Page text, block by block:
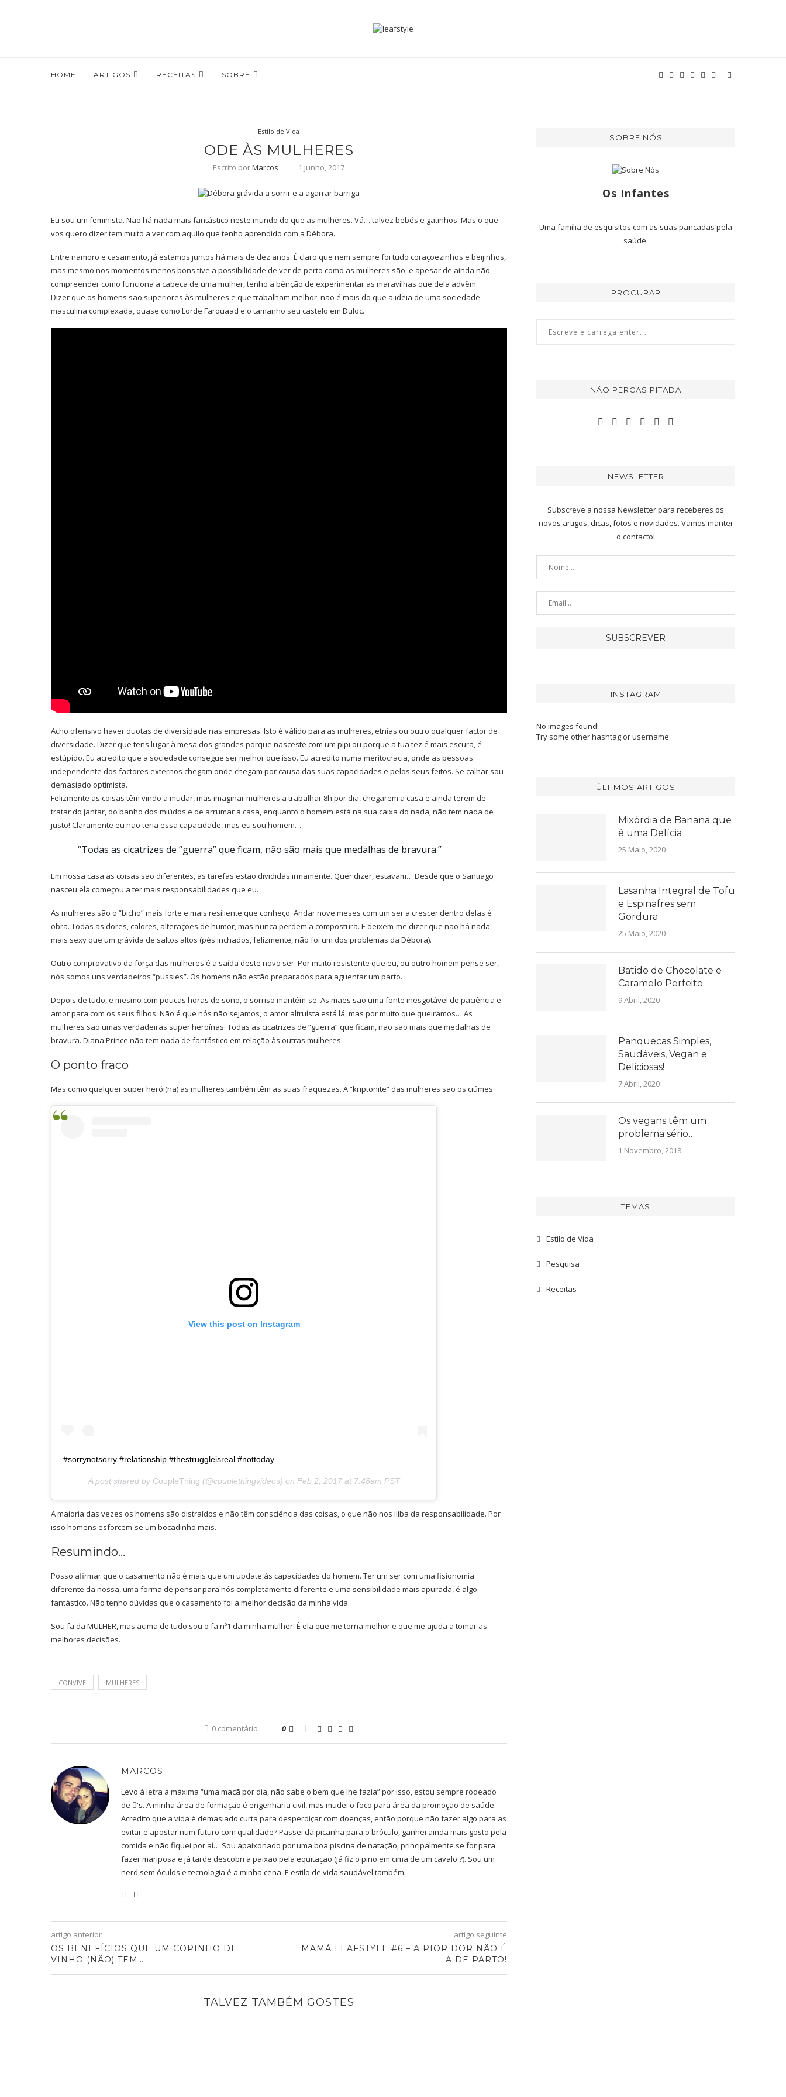
HOME ARTIGOS RECEITAS SOBRE
Estilo de Vida
ODE ÀS MULHERES
Escrito porMarcos 1 Junho, 2017
Eu sou um feminista. Não há nada mais fantástico neste mundo do que as mulheres. Vá… talvez bebés e gatinhos. Mas o que
vos quero dizer tem muito a ver com aquilo que tenho aprendido com a Débora.
Entre namoro e casamento, já estamos juntos há mais de dez anos. É claro que nem sempre foi tudo coraçõezinhos e beijinhos,
mas mesmo nos momentos menos bons tive a possibilidade de ver de perto como as mulheres são, e apesar de ainda não
compreender como funciona a cabeça de uma mulher, tenho a bênção de experimentar as maravilhas que dela advêm.
Dizer que os homens são superiores às mulheres e que trabalham melhor, não é mais do que a ideia de uma sociedade
masculina complexada, quase como Lorde Farquaad e o tamanho seu castelo em Duloc.
Acho ofensivo haver quotas de diversidade nas empresas. Isto é válido para as mulheres, etnias ou outro qualquer factor de
diversidade. Dizer que tens lugar à mesa dos grandes porque nasceste com um pipi ou porque a tua tez é mais escura, é
estúpido. Eu acredito que a sociedade consegue ser melhor que isso. Eu acredito numa meritocracia, onde as pessoas
independente dos factores externos chegam onde chegam por causa das suas capacidades e pelos seus feitos. Se calhar sou
demasiado optimista.
Felizmente as coisas têm vindo a mudar, mas imaginar mulheres a trabalhar 8h por dia, chegarem a casa e ainda terem de
tratar do jantar, do banho dos miúdos e de arrumar a casa, enquanto o homem está na sua caixa do nada, não tem nada de
justo! Claramente eu não teria essa capacidade, mas eu sou homem…
“Todas as cicatrizes de “guerra” que ficam, não são mais que medalhas de bravura.”
Em nossa casa as coisas são diferentes, as tarefas estão divididas irmamente. Quer dizer, estavam… Desde que o Santiago
nasceu ela começou a ter mais responsabilidades que eu.
As mulheres são o “bicho” mais forte e mais resiliente que conheço. Andar nove meses com um ser a crescer dentro delas é
obra. Todas as dores, calores, alterações de humor, mas nunca perdem a compostura. E deixem-me dizer que não há nada
mais sexy que um grávida de saltos altos (pés inchados, felizmente, não foi um dos problemas da Débora).
Outro comprovativo da força das mulheres é a saída deste novo ser. Por muito resistente que eu, ou outro homem pense ser,
nós somos uns verdadeiros “pussies”. Os homens não estão preparados para aguentar um parto.
Depois de tudo, e mesmo com poucas horas de sono, o sorriso mantém-se. As mães são uma fonte inesgotável de paciência e
amor para com os seus filhos. Não é que nós não sejamos, o amor altruísta está lá, mas por muito que queiramos… As
mulheres são umas verdadeiras super heroínas. Todas as cicatrizes de “guerra” que ficam, não são mais que medalhas de
bravura. Diana Prince não tem nada de fantástico em relação às outras mulheres.
O ponto fraco
Mas como qualquer super herói(na) as mulheres também têm as suas fraquezas. A “kriptonite” das mulheres são os ciúmes.
View this post on Instagram
#sorrynotsorry #relationship #thestruggleisreal #nottoday
A post shared by CoupleThing (@couplethingvideos) on Feb 2, 2017 at 7:48am PST
A maioria das vezes os homens são distraídos e não têm consciência das coisas, o que não nos iliba da responsabilidade. Por
isso homens esforcem-se um bocadinho mais.
Resumindo…
Posso afirmar que o casamento não é mais que um update às capacidades do homem. Ter um ser com uma fisionomia
diferente da nossa, uma forma de pensar para nós completamente diferente e uma sensibilidade mais apurada, é algo
fantástico. Não tenho dúvidas que o casamento foi a melhor decisão da minha vida.
Sou fã da MULHER, mas acima de tudo sou o fã nº1 da minha mulher. É ela que me torna melhor e que me ajuda a tomar as
melhores decisões.
CONVIVE MULHERES
0 comentário 0
MARCOS
Levo à letra a máxima “uma maçã por dia, não sabe o bem que lhe fazia” por isso, estou sempre rodeado
de 's. A minha área de formação é engenharia civil, mas mudei o foco para área da promoção de saúde.
Acredito que a vida é demasiado curta para desperdiçar com doenças, então porque não fazer algo para as
evitar e apostar num futuro com qualidade? Passei da picanha para o bróculo, ganhei ainda mais gosto pela
comida e não fiquei por aí… Sou apaixonado por uma boa piscina de natação, principalmente se for para
fazer mariposa e já tarde descobri a paixão pela equitação (já fiz o pino em cima de um cavalo ?). Sou um
nerd sem óculos e tecnologia é a minha cena. E estilo de vida saudável também.
artigo anterior
OS BENEFÍCIOS QUE UM COPINHO DE
VINHO (NÃO) TEM…
artigo seguinte
MAMÃ LEAFSTYLE #6 – A PIOR DOR NÃO É
A DE PARTO!
TALVEZ TAMBÉM GOSTES
SOBRE NÓS
Os Infantes
Uma família de esquisitos com as suas pancadas pela
saúde.
PROCURAR
NÃO PERCAS PITADA
NEWSLETTER
Subscreve a nossa Newsletter para receberes os
novos artigos, dicas, fotos e novidades. Vamos manter
o contacto!
INSTAGRAM
No images found!
Try some other hashtag or username
ÚLTIMOS ARTIGOS
Mixórdia de Banana que
é uma Delícia
25 Maio, 2020
Lasanha Integral de Tofu
e Espinafres sem
Gordura
25 Maio, 2020
Batido de Chocolate e
Caramelo Perfeito
9 Abril, 2020
Panquecas Simples,
Saudáveis, Vegan e
Deliciosas!
7 Abril, 2020
Os vegans têm um
problema sério…
1 Novembro, 2018
TEMAS
Estilo de Vida
Pesquisa
Receitas